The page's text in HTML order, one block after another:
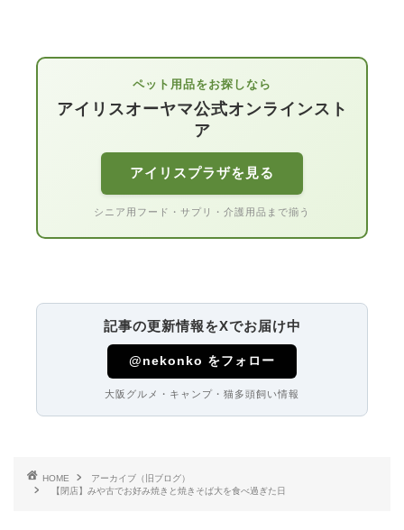
ペット用品をお探しなら
アイリスオーヤマ公式オンラインスト
ア
アイリスプラザを見る
シニア用フード・サプリ・介護用品まで揃う
記事の更新情報をXでお届け中
@nekonko をフォロー
大阪グルメ・キャンプ・猫多頭飼い情報
HOME
アーカイブ（旧ブログ）
【閉店】みや古でお好み焼きと焼きそば大を食べ過ぎた日